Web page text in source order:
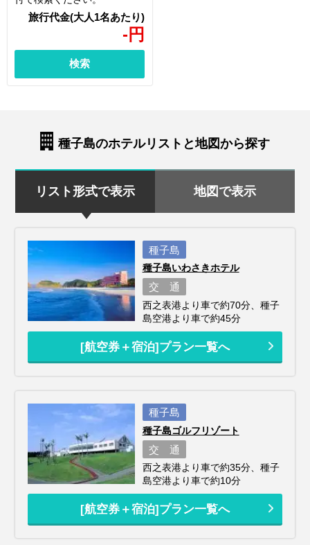
- 円
検索
種子島のホテルリストと地図から探す
リスト形式で表示 地図で表示
種子島
種子島いわさきホテル
交 通
西之表港より車で約70分、種子
島空港より車で約45分
[航空券＋宿泊]プラン一覧へ
種子島
種子島ゴルフリゾート
交 通
西之表港より車で約35分、種子
島空港より車で約10分
[航空券＋宿泊]プラン一覧へ